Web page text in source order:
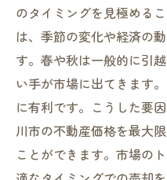
価格交渉を成功
価格設定で売却
寝屋川市で不動産を
プ
売却準備段階で
法的手続きとそ
売却契約書の作
のタイミングを見極める
は、季節の変化や経済の
す。春や秋は一般的に引
い手が市場に出てきます
に有利です。こうした要
川市の不動産価格を最大
ことができます。市場の